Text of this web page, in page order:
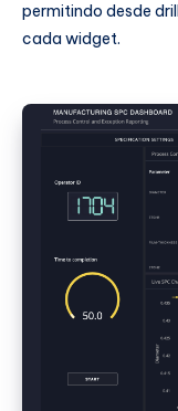
permitindo desde
cada widget.